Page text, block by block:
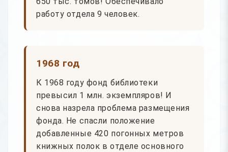
работу отдела 9 человек.
1968 год
К 1968 году фонд библиотеки
превысил 1 млн. экземпляров! И
снова назрела проблема размещения
фонда. Не спасли положение
добавленные 420 погонных метров
книжных полок в отделе основного